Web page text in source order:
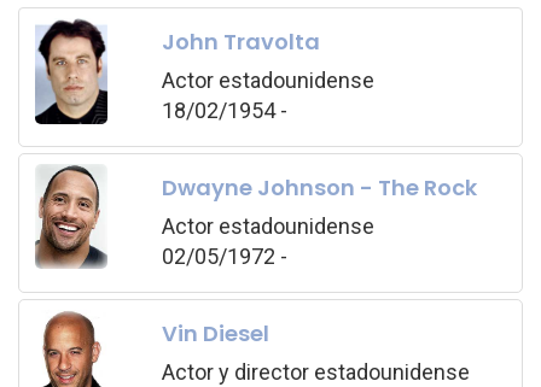
John Travolta
Actor estadounidense
18/02/1954 -
Dwayne Johnson - The Rock
Actor estadounidense
02/05/1972 -
Vin Diesel
Actor y director estadounidense